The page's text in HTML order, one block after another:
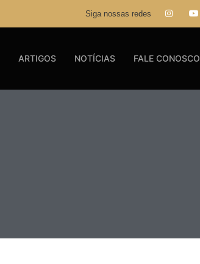
Siga nossas redes
ARTIGOS NOTÍCIAS FALE CONOSCO